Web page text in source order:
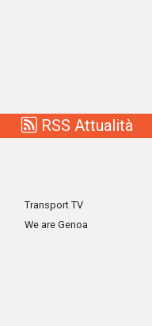
RSS Attualità
Transport TV
We are Genoa